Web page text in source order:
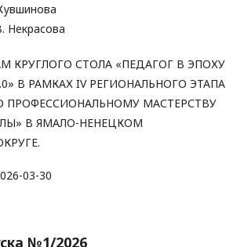
Некрасова
КРУГЛОГО СТОЛА «ПЕДАГОГ В ЭПОХУ
В РАМКАХ IV РЕГИОНАЛЬНОГО ЭТАПА
ПРОФЕССИОНАЛЬНОМУ МАСТЕРСТВУ
В ЯМАЛО-НЕНЕЦКОМ
03-30
№1/2026